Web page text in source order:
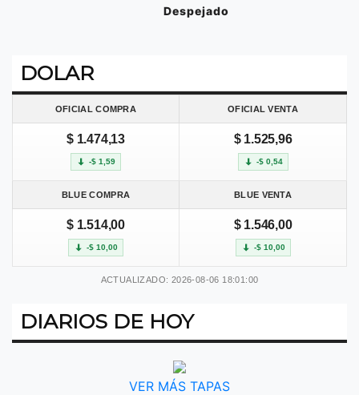
Despejado
DOLAR
OFICIAL COMPRA OFICIAL VENTA
$ 1.474,13
-$ 1,59
$ 1.525,96
-$ 0,54
BLUE COMPRA BLUE VENTA
$ 1.514,00
-$ 10,00
$ 1.546,00
-$ 10,00
ACTUALIZADO: 2026-08-06 18:01:00
DIARIOS DE HOY
VER MÁS TAPAS